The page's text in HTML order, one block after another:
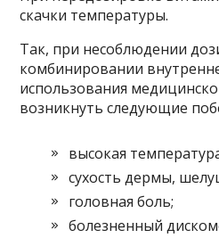
скачки температуры.
Так, при несоблюдении
комбинировании
использования
возникнуть следующие
высокая
сухость дермы,
головная боль;
болезненный